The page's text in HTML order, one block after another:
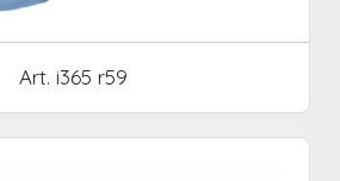
Art. i365 r59